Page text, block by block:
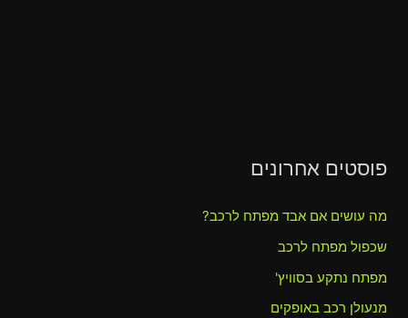
פוסטים אחרונים
מה עושים אם אבד מפתח לרכב?
שכפול מפתח לרכב
מפתח נתקע בסוויץ'
מנעולן רכב באופקים